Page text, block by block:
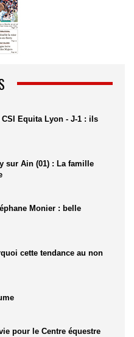
Equita Lyon - J-1 : ils
sur Ain (01) : La famille
Monier : belle
cette tendance au non
pour le Centre équestre